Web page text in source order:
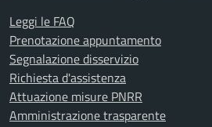
Leggi le FAQ
Prenotazione appuntamento
Segnalazione disservizio
Richiesta d'assistenza
Attuazione misure PNRR
Amministrazione trasparente